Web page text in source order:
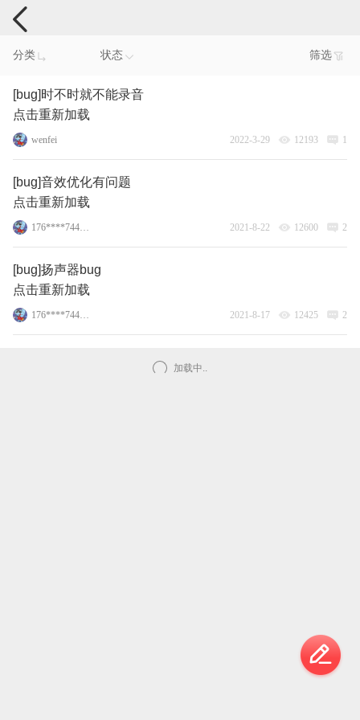
手机反馈
分类 状态 筛选
[bug]时不时就不能录音
点击重新加载
wenfei 2022-3-29 12193 1
[bug]音效优化有问题
点击重新加载
176****7446_15 2021-8-22 12600 2
[bug]扬声器bug
点击重新加载
176****7446_15 2021-8-17 12425 2
加载中..